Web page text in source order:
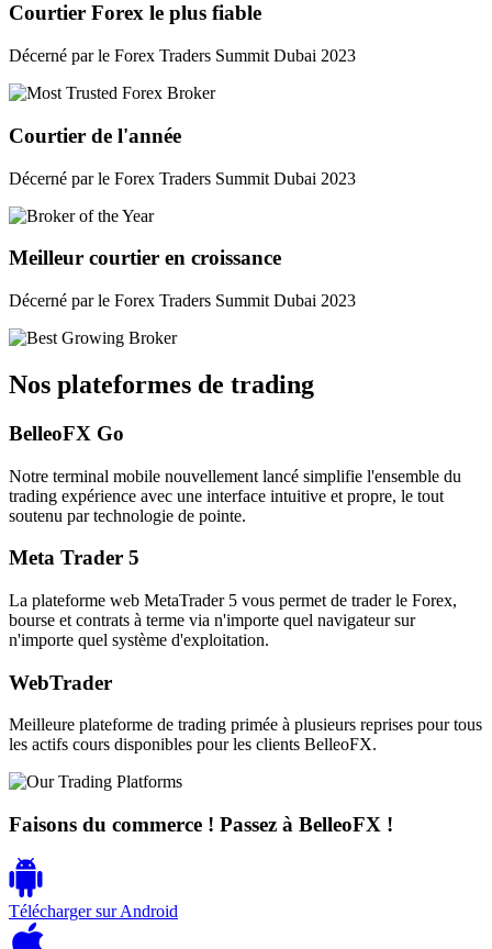
Courtier Forex le plus fiable
Décerné par le Forex Traders Summit Dubai 2023
Courtier de l'année
Décerné par le Forex Traders Summit Dubai 2023
Meilleur courtier en croissance
Décerné par le Forex Traders Summit Dubai 2023
Nos plateformes de trading
BelleoFX Go
Notre terminal mobile nouvellement lancé simplifie l'ensemble du
trading expérience avec une interface intuitive et propre, le tout
soutenu par technologie de pointe.
Meta Trader 5
La plateforme web MetaTrader 5 vous permet de trader le Forex,
bourse et contrats à terme via n'importe quel navigateur sur
n'importe quel système d'exploitation.
WebTrader
Meilleure plateforme de trading primée à plusieurs reprises pour tous
les actifs cours disponibles pour les clients BelleoFX.
Faisons du commerce ! Passez à BelleoFX !
Télécharger surAndroid